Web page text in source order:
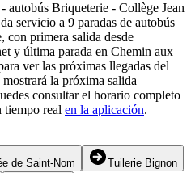
autobús Briqueterie - Collège Jean
servicio a 9 paradas de autobús
con primera salida desde
y última parada en Chemin aux
ver las próximas llegadas del
la próxima salida
consultar el horario completo
tiempo real en la aplicación.
de Saint-Nom Tuilerie Bignon